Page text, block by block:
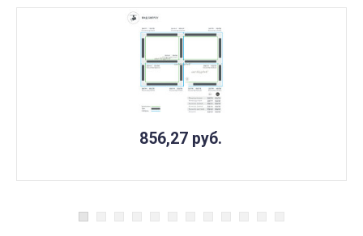
856,27 руб.